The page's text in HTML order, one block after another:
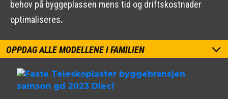
behov på byggeplassen mens tid og driftskostnader
optimaliseres.
OPPDAG ALLE MODELLENE I FAMILIEN